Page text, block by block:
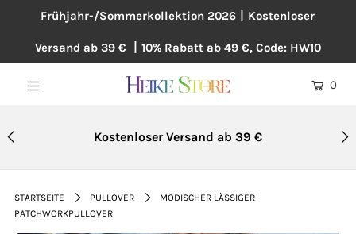
Frühjahr-/Sommerkollektion 2026丨Kostenloser
Versand ab 39 € 丨10% Rabatt ab 49 €, Code: HW10
0
Kostenloser Versand ab 39 €
STARTSEITE PULLOVER
MODISCHER LÄSSIGER
PATCHWORKPULLOVER
ÜBERGRÖßE